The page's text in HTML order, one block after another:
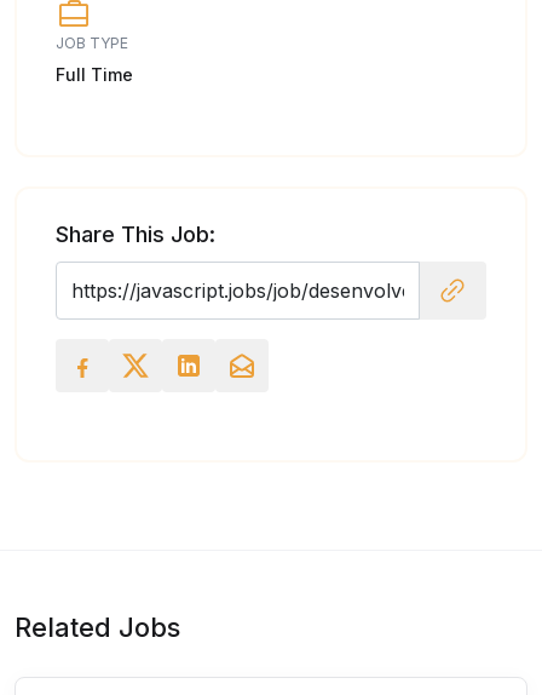
JOB TYPE
Full Time
Share This Job:
Related Jobs